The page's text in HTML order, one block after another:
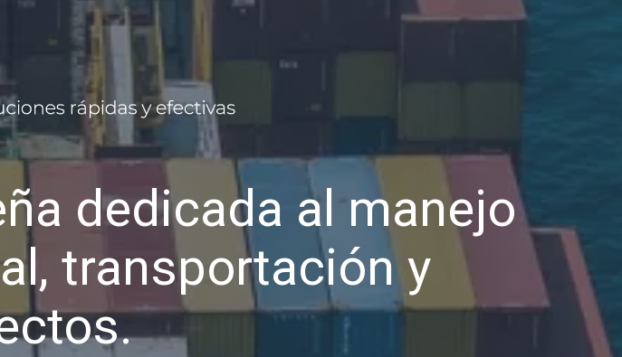
dedicada al manejo
transportación y